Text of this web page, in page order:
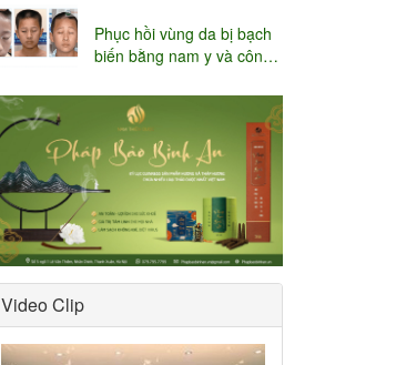
Phục hồi vùng da bị bạch
biến bằng nam y và công
Video Clip